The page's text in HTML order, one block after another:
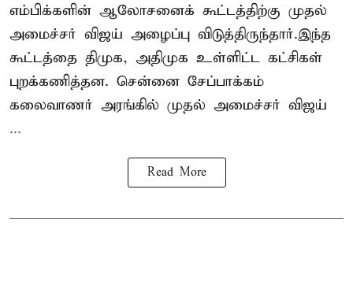
எம்பிக்களின் ஆலோசனைக் கூட்டத்திற்கு முதல்
அமைச்சர் விஜய் அழைப்பு விடுத்திருந்தார்.இந்த
கூட்டத்தை திமுக, அதிமுக உள்ளிட்ட கட்சிகள்
புறக்கணித்தன. சென்னை சேப்பாக்கம்
கலைவாணர் அரங்கில் முதல் அமைச்சர் விஜய்
...
Read More